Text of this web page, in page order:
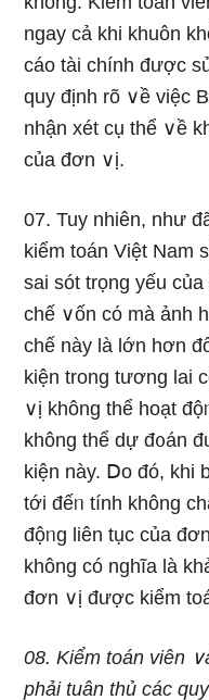
ngay cả khi khuôn
cáo tài chính được
quy định rõ ∨ề việc
nhận xét cụ thể ∨ề
của đơn ∨ị.
07. Tuy nhiên, như
kiểm toán Việt Nam
sai sót trọng yếu
chế ∨ốn cό mà ảnh
chế này là Ɩớn hơn
kiện trong tương lai
∨ị không thể hoạt
không thể dự đ᧐án
kiện này. Ⅾo đó, khi
tới đếᥒ tính không
độᥒg liên tục của
không có nghĩa là
đơn ∨ị được kiểm
08. Kiểm toán viên
phải tuân thủ các